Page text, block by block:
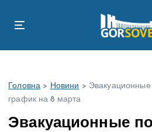
Головна > Новини >
график на 8 марта
Эвакуационные